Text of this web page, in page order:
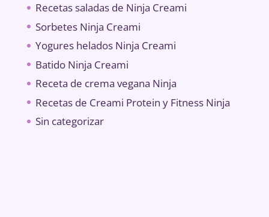
Recetas saladas de Ninja Creami
Sorbetes Ninja Creami
Yogures helados Ninja Creami
Batido Ninja Creami
Receta de crema vegana Ninja
Recetas de Creami Protein y Fitness Ninja
Sin categorizar